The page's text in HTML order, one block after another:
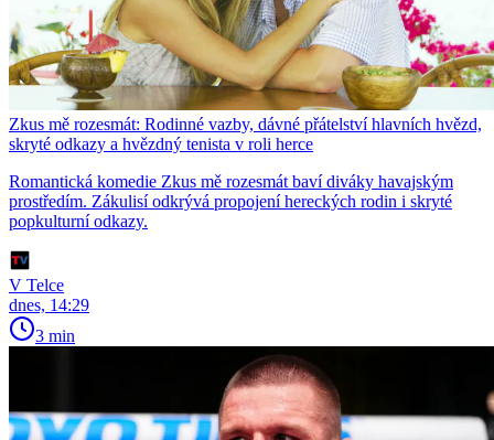
Zkus mě rozesmát: Rodinné vazby, dávné přátelství hlavních hvězd,
skryté odkazy a hvězdný tenista v roli herce
Romantická komedie Zkus mě rozesmát baví diváky havajským
prostředím. Zákulisí odkrývá propojení hereckých rodin i skryté
popkulturní odkazy.
V Telce
dnes, 14:29
3 min